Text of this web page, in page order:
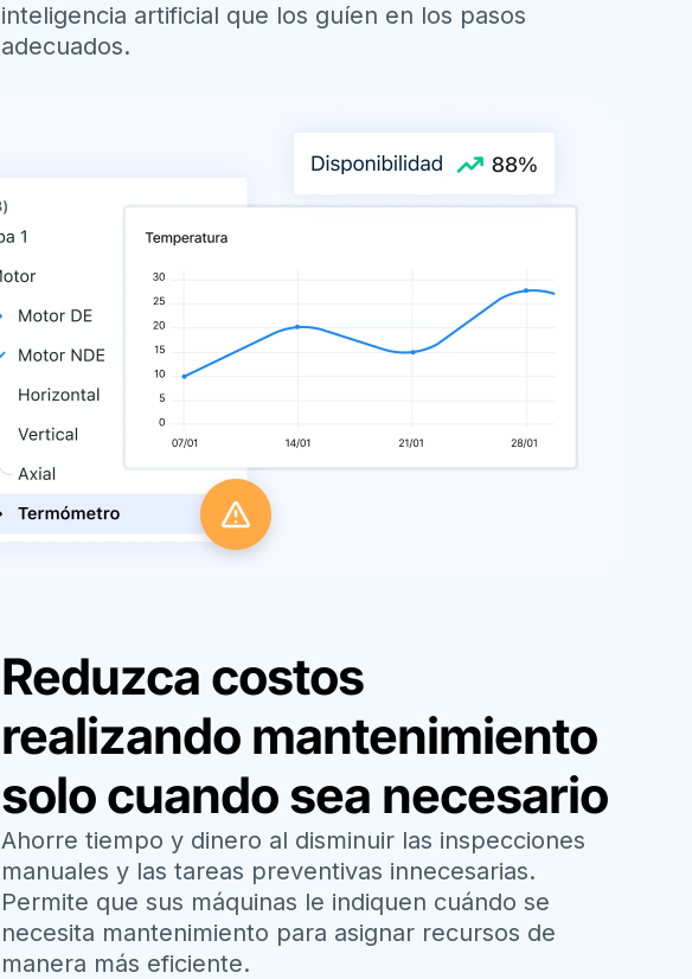
inteligencia artificial que los guíen en los pasos
adecuados.
Reduzca costos
realizando mantenimiento
solo cuando sea necesario
Ahorre tiempo y dinero al disminuir las inspecciones
manuales y las tareas preventivas innecesarias.
Permite que sus máquinas le indiquen cuándo se
necesita mantenimiento para asignar recursos de
manera más eficiente.